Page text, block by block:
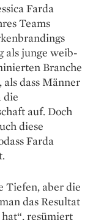
Farda
Teams
als junge weib­
Branche
als dass Männer
die
auf. Doch
diese
Farda
Tiefen, aber die
das Resultat
resümiert